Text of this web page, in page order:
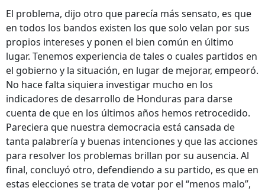
El problema, dijo otro que parecía más sensato, es que
en todos los bandos existen los que solo velan por sus
propios intereses y ponen el bien común en último
lugar. Tenemos experiencia de tales o cuales partidos en
el gobierno y la situación, en lugar de mejorar, empeoró.
No hace falta siquiera investigar mucho en los
indicadores de desarrollo de Honduras para darse
cuenta de que en los últimos años hemos retrocedido.
Pareciera que nuestra democracia está cansada de
tanta palabrería y buenas intenciones y que las acciones
para resolver los problemas brillan por su ausencia. Al
final, concluyó otro, defendiendo a su partido, es que en
estas elecciones se trata de votar por el “menos malo”,